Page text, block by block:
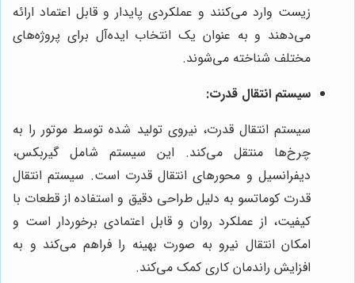
زیست وارد می‌کنند و عملکردی پایدار و قابل اعتماد ارائه
می‌دهند و به عنوان یک انتخاب ایده‌آل برای پروژه‌های
مختلف شناخته می‌شوند.
سیستم انتقال قدرت:
سیستم انتقال قدرت، نیروی تولید شده توسط موتور را به
چرخ‌ها منتقل می‌کند. این سیستم شامل گیربکس،
دیفرانسیل و محورهای انتقال قدرت است. سیستم انتقال
قدرت کوماتسو به دلیل طراحی دقیق و استفاده از قطعات با
کیفیت، از عملکرد روان و قابل اعتمادی برخوردار است و
امکان انتقال نیرو به صورت بهینه را فراهم می‌کند و به
افزایش راندمان کاری کمک می‌کند.